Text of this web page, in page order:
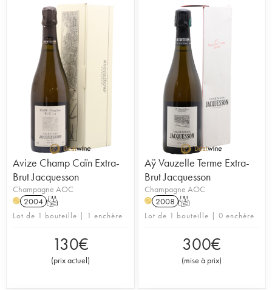
Avize Champ Caïn Extra-
Brut Jacquesson
Champagne AOC
H 2004 T
Lot de 1 bouteille | 1 enchère
130€
(prix actuel)
Aÿ Vauzelle Terme Extra-
Brut Jacquesson
Champagne AOC
H 2008 T
Lot de 1 bouteille | 0 enchère
300€
(mise à prix)